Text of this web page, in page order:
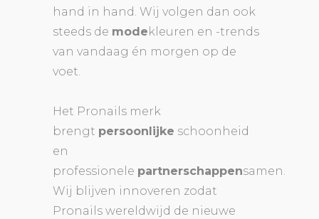
hand in hand. Wij volgen dan ook
steeds de mode kleuren en -trends
van vandaag én morgen op de
voet.
Het Pronails merk
brengt persoonlijke schoonheid
en
professionele partnerschappensamen.
Wij blijven innoveren zodat
Pronails wereldwijd de nieuwe